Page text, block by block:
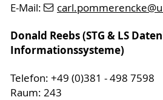
E-Mail:
carl.pommerencke
Donald Reebs (STG & LS
Informationssysteme)
Telefon: +49 (0)381 - 498 7598
Raum: 243